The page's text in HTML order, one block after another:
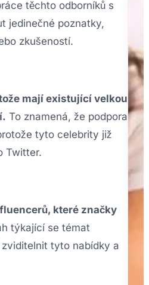
těchto odborníků s
jedinečné poznatky,
zkušeností.
mají existující velkou
To znamená, že podpora
tyto celebrity již
Twitter.
které značky
týkající se témat
tyto nabídky a